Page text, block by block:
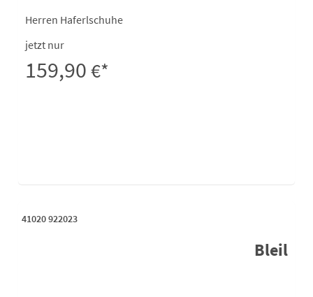
Herren Haferlschuhe
jetzt nur
159,90€*
41020 922023
Bleil